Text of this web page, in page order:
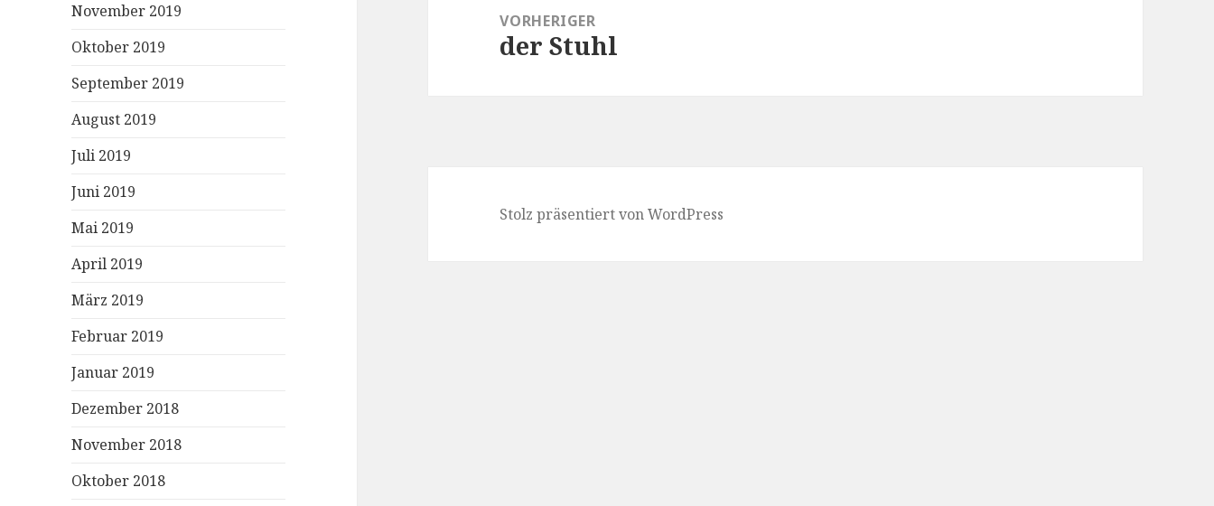
November 2019
Oktober 2019
September 2019
August 2019
Juli 2019
Juni 2019
Mai 2019
April 2019
März 2019
Februar 2019
Januar 2019
Dezember 2018
November 2018
Oktober 2018
VORHERIGER
Vorheriger
der Stuhl
Stolz präsentiert von WordPress